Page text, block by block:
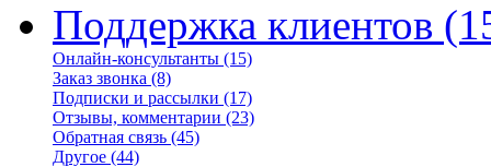
Поддержка клиентов
Онлайн-консультанты (15)
Заказ звонка (8)
Подписки и рассылки (17)
Отзывы, комментарии (23)
Обратная связь (45)
Другое (44)